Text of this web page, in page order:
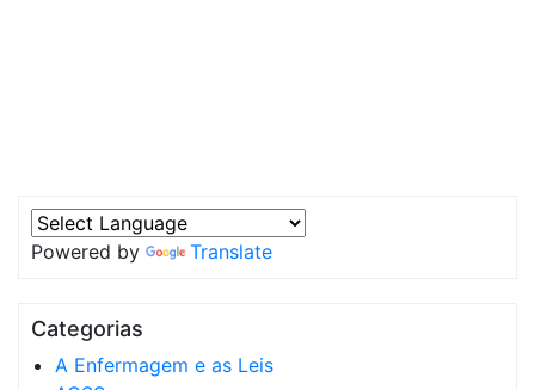
Powered by Translate
Categorias
A Enfermagem e as Leis